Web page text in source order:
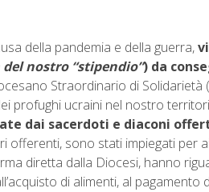
della pandemia e della guerra,
nostro “stipendio”) da
Straordinario di
profughi ucraini nel nostro
dai sacerdoti e diaconi
sono stati impiegati per
diretta dalla Diocesi, hanno
di alimenti, al pagamento